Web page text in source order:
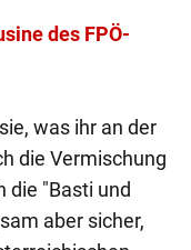
des FPÖ-
was ihr an der
die Vermischung
die "Basti und
aber sicher,